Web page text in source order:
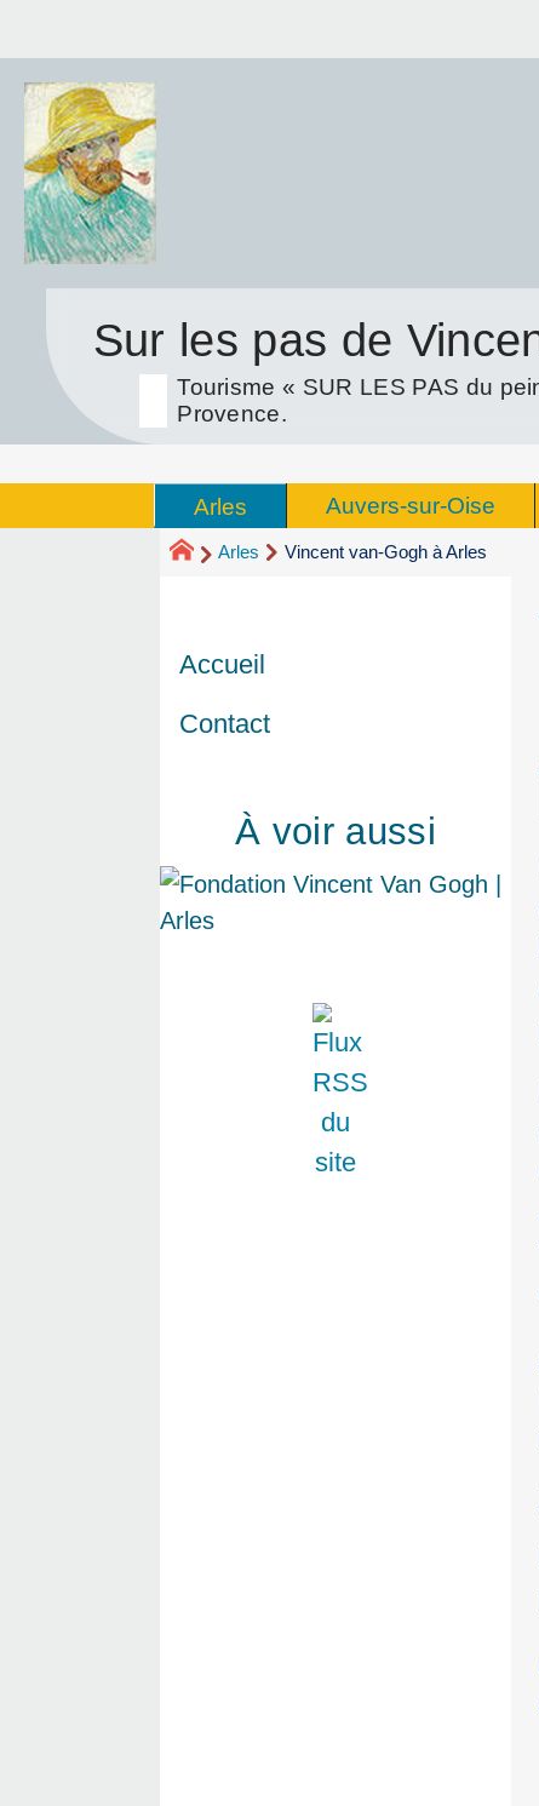
Sur les pas de
Tourisme « SUR LES PAS du
Provence.
Arles Auvers-sur-Oise
Arles Vincent van-Gogh à Arles
Accueil
Contact
À voir aussi